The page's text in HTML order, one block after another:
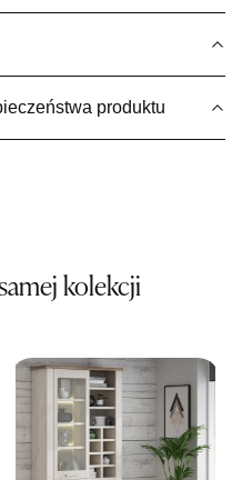
EXPO
15:00
z ostatnich 30 dni 849,00 zł
Wybierz
produktu
kolekcji